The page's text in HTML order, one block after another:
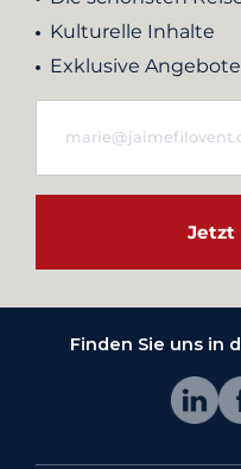
Kulturelle Inhalte
Exklusive Angebote
Jetzt
Finden Sie uns in